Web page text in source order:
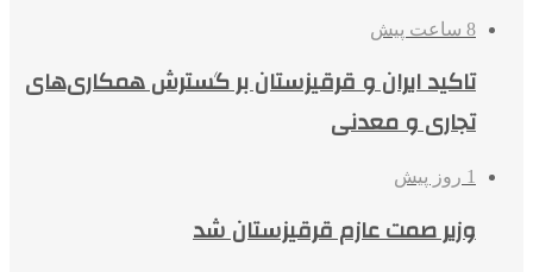
8 ساعت پیش
تاکید ایران و قرقیزستان بر گسترش همکاری‌های
تجاری و معدنی
1 روز پیش
وزیر صمت عازم قرقیزستان شد